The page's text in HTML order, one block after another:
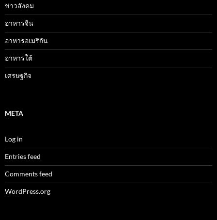
ข่าวสังคม
อาหารจีน
อาหารอเมริกัน
อาหารใต้
เศรษฐกิจ
META
Log in
Entries feed
Comments feed
WordPress.org